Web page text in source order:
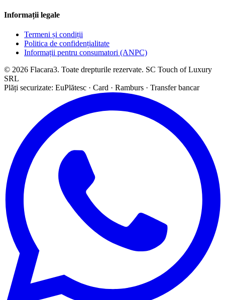
Informații legale
Termeni și condiții
Politica de confidențialitate
Informații pentru consumatori (ANPC)
© 2026 Flacara3. Toate drepturile rezervate. SC Touch of Luxury
SRL
Plăți securizate: EuPlătesc · Card · Ramburs · Transfer bancar